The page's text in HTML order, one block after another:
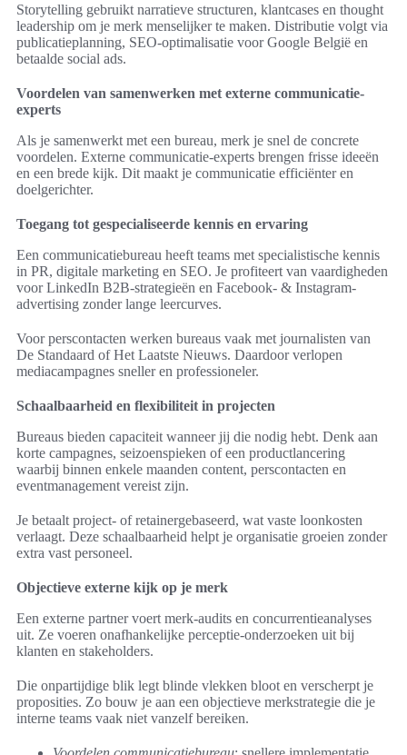
Storytelling gebruikt narratieve structuren, klantcases en thought
leadership om je merk menselijker te maken. Distributie volgt via
publicatieplanning, SEO‑optimalisatie voor Google België en
betaalde social ads.
Voordelen van samenwerken met externe communicatie-
experts
Als je samenwerkt met een bureau, merk je snel de concrete
voordelen. Externe communicatie-experts brengen frisse ideeën
en een brede kijk. Dit maakt je communicatie efficiënter en
doelgerichter.
Toegang tot gespecialiseerde kennis en ervaring
Een communicatiebureau heeft teams met specialistische kennis
in PR, digitale marketing en SEO. Je profiteert van vaardigheden
voor LinkedIn B2B-strategieën en Facebook- & Instagram-
advertising zonder lange leercurves.
Voor perscontacten werken bureaus vaak met journalisten van
De Standaard of Het Laatste Nieuws. Daardoor verlopen
mediacampagnes sneller en professioneler.
Schaalbaarheid en flexibiliteit in projecten
Bureaus bieden capaciteit wanneer jij die nodig hebt. Denk aan
korte campagnes, seizoenspieken of een productlancering
waarbij binnen enkele maanden content, perscontacten en
eventmanagement vereist zijn.
Je betaalt project- of retainergebaseerd, wat vaste loonkosten
verlaagt. Deze schaalbaarheid helpt je organisatie groeien zonder
extra vast personeel.
Objectieve externe kijk op je merk
Een externe partner voert merk-audits en concurrentieanalyses
uit. Ze voeren onafhankelijke perceptie-onderzoeken uit bij
klanten en stakeholders.
Die onpartijdige blik legt blinde vlekken bloot en verscherpt je
proposities. Zo bouw je aan een objectieve merkstrategie die je
interne teams vaak niet vanzelf bereiken.